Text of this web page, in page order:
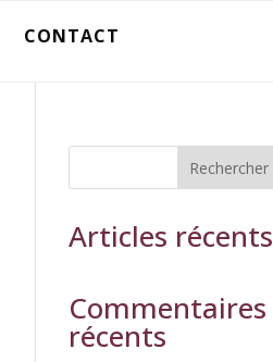
CONTACT
Rechercher
Articles récents
Commentaires
récents